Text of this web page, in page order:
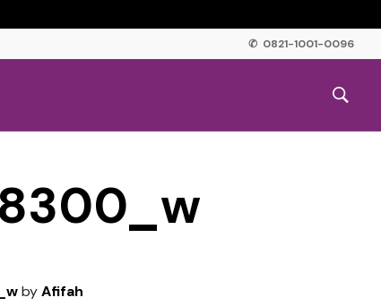
✆ 0821-1001-0096
byAfifah